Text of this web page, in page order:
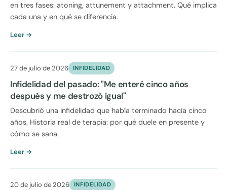
en tres fases: atoning, attunement y attachment. Qué implica
cada una y en qué se diferencia.
Leer →
27 de julio de 2026 INFIDELIDAD
Infidelidad del pasado: "Me enteré cinco años
después y me destrozó igual"
Descubrió una infidelidad que había terminado hacía cinco
años. Historia real de terapia: por qué duele en presente y
cómo se sana.
Leer →
20 de julio de 2026 INFIDELIDAD